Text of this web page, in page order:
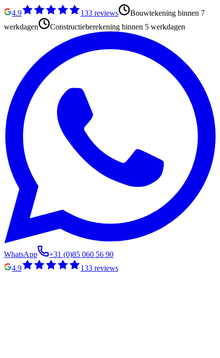
4.9 133 reviews
Bouwtekening binnen 7
werkdagen
Constructieberekening binnen 5 werkdagen
WhatsApp
+31 (0)85 060 56 90
4.9
133 reviews